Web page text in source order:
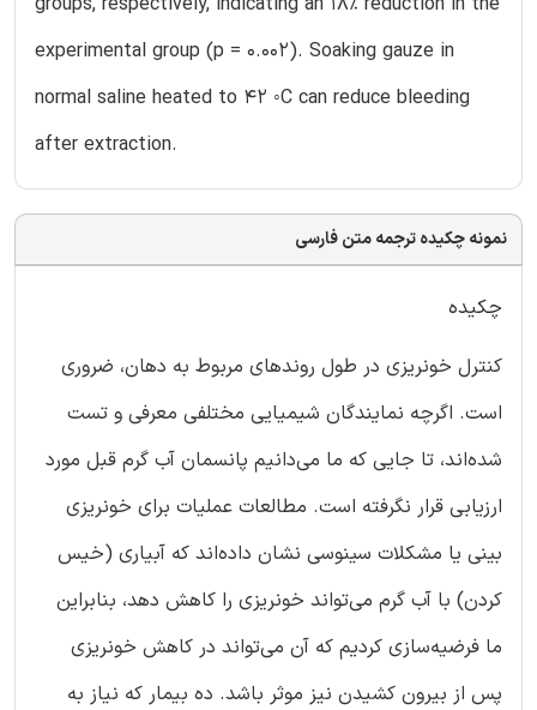
experimental group (p = 0.002). Soaking gauze in
normal saline heated to 42 ◦C can reduce bleeding
after extraction.
نمونه چکیده ترجمه متن فارسی
چکیده
کنترل خونریزی در طول روندهای مربوط به دهان، ضروری
است. اگرچه نمایندگان شیمیایی مختلفی معرفی و تست
شده‌اند، تا جایی که ما می‌دانیم پانسمان آب گرم قبل مورد
ارزیابی قرار نگرفته است. مطالعات عملیات برای خونریزی
بینی یا مشکلات سینوسی نشان داده‌اند که آبیاری (خیس
کردن) با آب گرم می‌تواند خونریزی را کاهش دهد، بنابراین
ما فرضیه‌سازی کردیم که آن می‌تواند در کاهش خونریزی
پس از بیرون کشیدن نیز موثر باشد. ده بیمار که نیاز به